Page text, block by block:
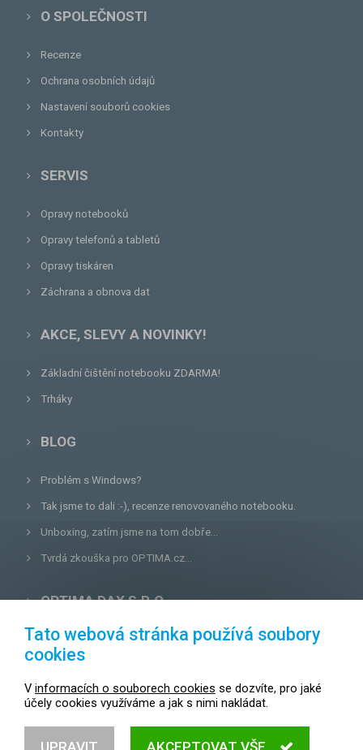
O SPOLEČNOSTI
Recenze
Ochrana osobních údajů
Nastavení souborů cookies
Kontakty
SERVIS
Opravy notebooků
Opravy telefonů a tabletů
Opravy tiskáren
Záchrana a obnova dat
AKCE, SLEVY A NOVINKY!
Základní čištění notebooku ZDARMA!
Trháky
BLOG
Problém s Windows?
Tak jsme to dali :-), recenze renovovaného notebooku.
Unboxing, zatím jsme na tom dobře...
Tvrdá zkouška pro OPTIMA.cz...
OPTIMA DAX S.R.O.
Lazecká 46/3, 779 00Olomouc
Zákaznická linka: +420 587 407 456
Tato webová stránka používá soubory
cookies
V informacích o souborech cookies se dozvíte, pro jaké
účely cookies využíváme a jak s nimi nakládat.
UPRAVIT AKCEPTOVAT VŠE